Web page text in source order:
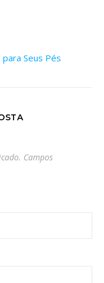
Seus Pés
Campos